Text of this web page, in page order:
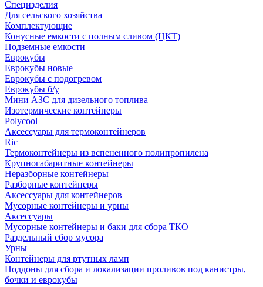
Специзделия
Для сельского хозяйства
Комплектующие
Конусные емкости с полным сливом (ЦКТ)
Подземные емкости
Еврокубы
Еврокубы новые
Еврокубы с подогревом
Еврокубы б/у
Мини АЗС для дизельного топлива
Изотермические контейнеры
Polycool
Аксессуары для термоконтейнеров
Ric
Термоконтейнеры из вспененного полипропилена
Крупногабаритные контейнеры
Неразборные контейнеры
Разборные контейнеры
Аксессуары для контейнеров
Мусорные контейнеры и урны
Аксессуары
Мусорные контейнеры и баки для сбора ТКО
Раздельный сбор мусора
Урны
Контейнеры для ртутных ламп
Поддоны для сбора и локализации проливов под канистры,
бочки и еврокубы